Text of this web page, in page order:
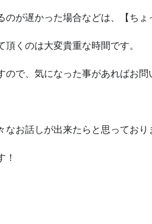
のが遅かった場合などは、【ち
くのは大変貴重な時間です。
ので、気になった事があればお問
なお話しが出来たらと思っており
！